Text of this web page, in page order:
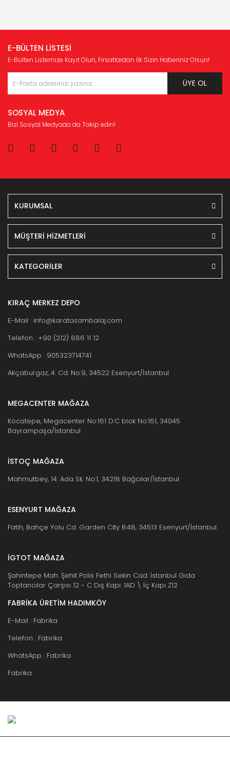
E-BÜLTEN LİSTESİ
E-Bülten Listemize Kayıt Olun, Fırsatlardan İlk Sizin Haberiniz Olsun!
ÜYE OL
SOSYAL MEDYA
Bizi Sosyal Medyada da Takip edin!
KURUMSAL
MÜŞTERİ HİZMETLERİ
KATEGORİLER
KIRAÇ MERKEZ DEPO
E-Mail : info@karatasambalaj.com
Telefon : +90 (212) 886 11 12
WhatsApp : 905323714741
Akçaburgaz, 4. Cd. No:9, 34522 Esenyurt/İstanbul
MEGACENTER MAĞAZA
Kocatepe, Megacenter No:161 D:C blok No:161, 34045
Bayrampaşa/İstanbul
İSTOÇ MAĞAZA
Mahmutbey, 14. Ada Sk. No:1, 34218 Bağcılar/İstanbul
ESENYURT MAĞAZA
Fatih, Bahçe Yolu Cd. Garden City B:48, 34513 Esenyurt/İstanbul
İGTOT MAĞAZA
Şahintepe Mah. Şehit Polis Fethi Sekin Cad. İstanbul Gıda
Toptancılar Çarşısı 12 - C Dış Kapı: 1AD \ İç Kapı Z12
FABRİKA ÜRETİM HADIMKÖY
E-Mail : Fabrika
Telefon : Fabrika
WhatsApp : Fabrika
Fabrika